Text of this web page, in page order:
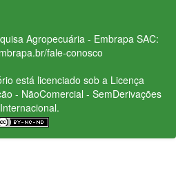
Agropecuária - Embrapa SAC:
fale-conosco
está licenciado sob a Licença
- NãoComercial - SemDerivações